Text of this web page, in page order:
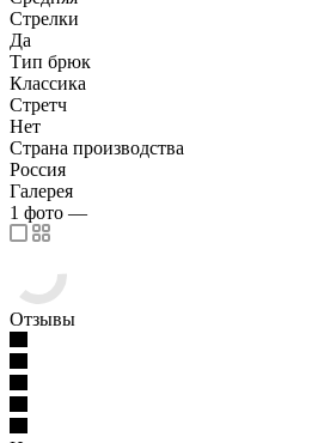
Стрелки
Да
Тип брюк
Классика
Стретч
Нет
Страна производства
Россия
Галерея
1 фото —
Отзывы